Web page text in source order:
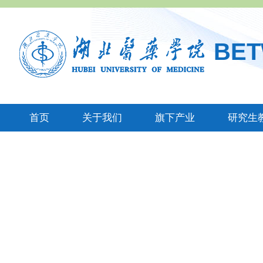
首页 关于我们 旗下产业 研究生